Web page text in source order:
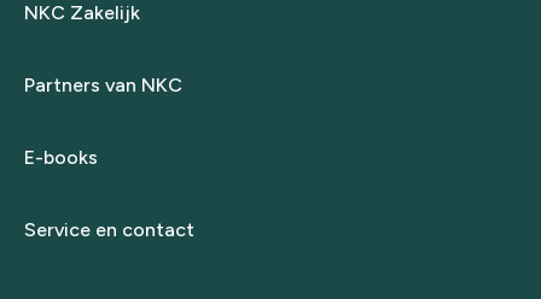
NKC Zakelijk
Partners van NKC
E-books
Service en contact